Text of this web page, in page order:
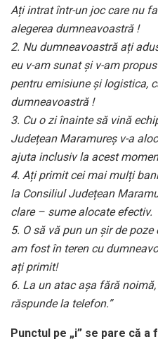
Ați intrat într-un joc care nu
alegerea dumneavoastră !
2. Nu dumneavoastră ați
eu v-am sunat și v-am
pentru emisiune și logistica,
dumneavoastră !
3. Cu o zi înainte să vină
Județean Maramureș v-a
ajuta inclusiv la acest
4. Ați primit cei mai mulți
la Consiliul Județean
clare – sume alocate efectiv.
5. O să vă pun un șir de
am fost în teren cu
ați primit!
6. La un atac așa fără
răspunde la telefon.”
Punctul pe „i” se pare că